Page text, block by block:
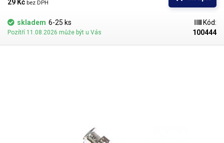
29 Kč bez DPH
skladem 6-25 ks
Pozítří 11.08.2026 může být u Vás
Kód:
100444